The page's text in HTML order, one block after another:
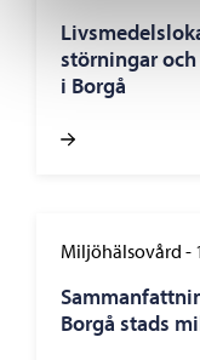
störningar
i Borgå
Miljöhälsovård -
Borgå stads